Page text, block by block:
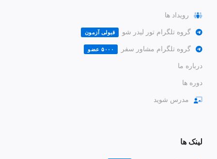
رویداد ها
گروه تلگرام تور لیدر شو قبولی آزمون
گروه تلگرام مشاور سفر ۵۰۰۰ عضو
درباره ما
دوره ها
مدرس شوید
لینک ها